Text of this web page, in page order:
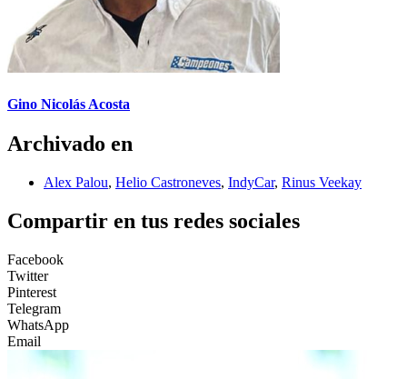
Gino Nicolás Acosta
Archivado en
Alex Palou, Helio Castroneves, IndyCar, Rinus Veekay
Compartir en tus redes sociales
Facebook
Twitter
Pinterest
Telegram
WhatsApp
Email